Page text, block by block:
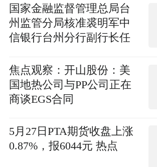
国家金融监督管理总局台
州监管分局核准裘明军中
信银行台州分行副行长任
焦点观察：开山股份：美
国地热公司与PP公司正在
商谈EGS合同
5月27日PTA期货收盘上涨
0.87%，报6044元 热点